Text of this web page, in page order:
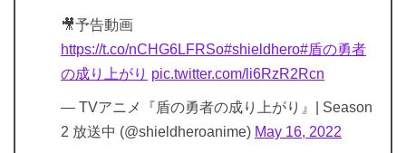
🎥予告動画
https://t.co/nCHG6LFRSo#shieldhero#盾の勇者
の成り上がり pic.twitter.com/li6RzR2Rcn
— TVアニメ『盾の勇者の成り上がり』| Season
2 放送中 (@shieldheroanime) May 16, 2022